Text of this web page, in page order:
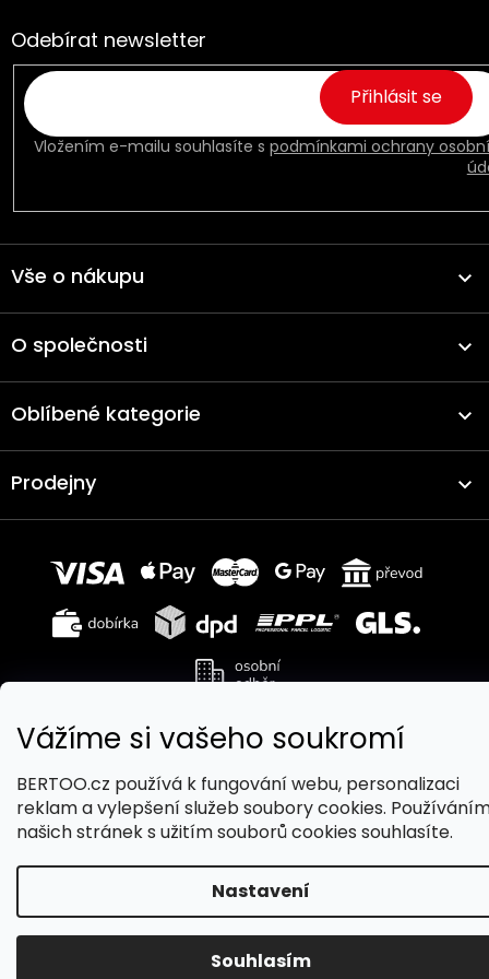
Vážíme si vašeho soukromí
BERTOO.cz používá k fungování webu, personalizaci
reklam a vylepšení služeb soubory cookies.
našich stránek s užitím souborů cookies souhlasíte.
Nastavení
Souhlasím
Odebírat newsletter
Vložením e-mailu souhlasíte s podmínkami ochrany
Přihlásit se
Vše o nákupu
O společnosti
Oblíbené kategorie
Prodejny
Vytvořil Shoptet
Copyright 2026 BERTOO. Všechna práva vyhrazena.
Upravit nastavení cookies